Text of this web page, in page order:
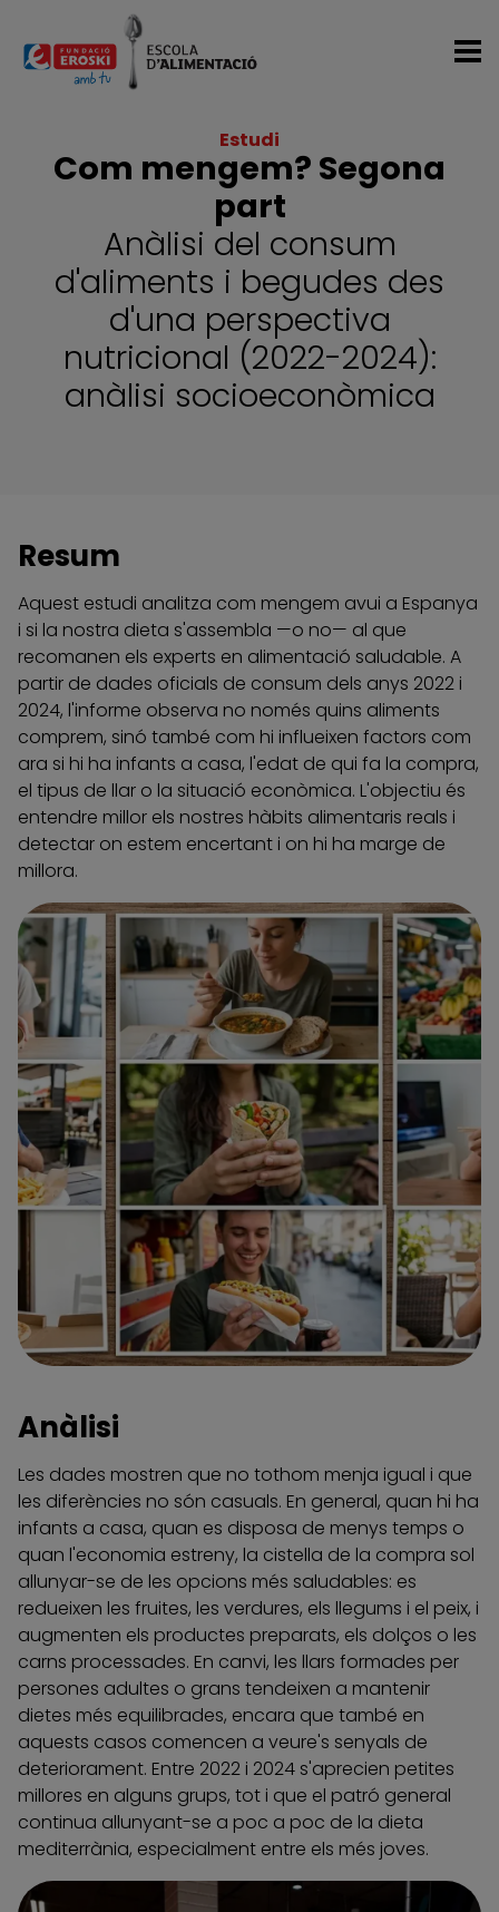
Vés al contingut
Estudi
Com mengem? Segona
part
Subtitulo
Anàlisi del consum
d'aliments i begudes des
d'una perspectiva
nutricional (2022-2024):
anàlisi socioeconòmica
Resum
Aquest estudi analitza com mengem avui a Espanya
i si la nostra dieta s'assembla —o no— al que
recomanen els experts en alimentació saludable. A
partir de dades oficials de consum dels anys 2022 i
2024, l'informe observa no només quins aliments
comprem, sinó també com hi influeixen factors com
ara si hi ha infants a casa, l'edat de qui fa la compra,
el tipus de llar o la situació econòmica. L'objectiu és
entendre millor els nostres hàbits alimentaris reals i
detectar on estem encertant i on hi ha marge de
millora.
Anàlisi
Les dades mostren que no tothom menja igual i que
les diferències no són casuals. En general, quan hi ha
infants a casa, quan es disposa de menys temps o
quan l'economia estreny, la cistella de la compra sol
allunyar-se de les opcions més saludables: es
redueixen les fruites, les verdures, els llegums i el peix, i
augmenten els productes preparats, els dolços o les
carns processades. En canvi, les llars formades per
persones adultes o grans tendeixen a mantenir
dietes més equilibrades, encara que també en
aquests casos comencen a veure's senyals de
deteriorament. Entre 2022 i 2024 s'aprecien petites
millores en alguns grups, tot i que el patró general
continua allunyant-se a poc a poc de la dieta
mediterrània, especialment entre els més joves.